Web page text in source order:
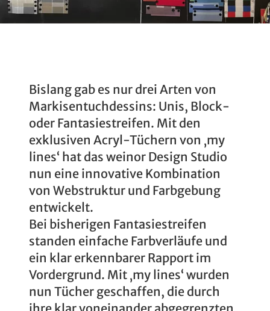
Bislang gab es nur drei Arten von
Markisentuchdessins: Unis, Block-
oder Fantasiestreifen. Mit den
exklusiven Acryl-Tüchern von ‚my
lines‘ hat das weinor Design Studio
nun eine innovative Kombination
von Webstruktur und Farbgebung
entwickelt.
Bei bisherigen Fantasiestreifen
standen einfache Farbverläufe und
ein klar erkennbarer Rapport im
Vordergrund. Mit ‚my lines‘ wurden
nun Tücher geschaffen, die durch